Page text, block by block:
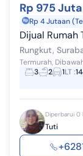
Rp 975 Juta
Rp 4 Jutaan
Dijual Rumah
Rungkut,
3
2 1LT:
Diperbarui 0
Tuti